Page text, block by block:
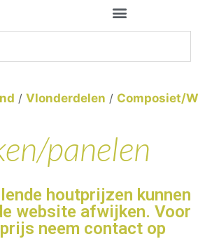
/ Vlonderdelen / Composiet/
panelen
houtprijzen kunnen
website afwijken. Voor
neem contact op